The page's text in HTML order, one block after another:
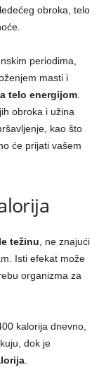
obroka, telo
periodima,
masti i
telo energijom.
obroka i užina
kao što
će prijati vašem
težinu, ne znajući
Isti efekat može
organizma za
kalorija dnevno,
dok je
.